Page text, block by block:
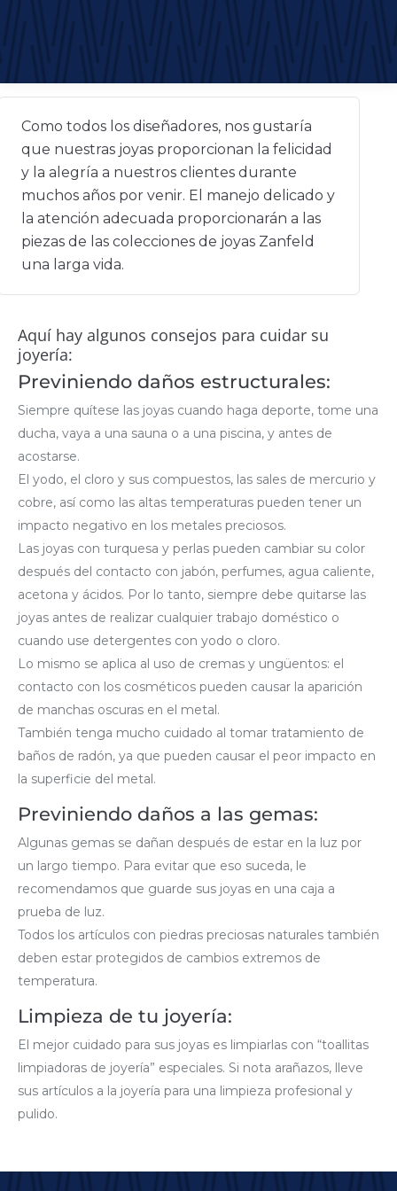
Como todos los diseñadores, nos gustaría
que nuestras joyas proporcionan la felicidad
y la alegría a nuestros clientes durante
muchos años por venir. El manejo delicado y
la atención adecuada proporcionarán a las
piezas de las colecciones de joyas Zanfeld
una larga vida.
Aquí hay algunos consejos para cuidar su
joyería:
Previniendo daños estructurales:
Siempre quítese las joyas cuando haga deporte, tome una
ducha, vaya a una sauna o a una piscina, y antes de
acostarse.
El yodo, el cloro y sus compuestos, las sales de mercurio y
cobre, así como las altas temperaturas pueden tener un
impacto negativo en los metales preciosos.
Las joyas con turquesa y perlas pueden cambiar su color
después del contacto con jabón, perfumes, agua caliente,
acetona y ácidos. Por lo tanto, siempre debe quitarse las
joyas antes de realizar cualquier trabajo doméstico o
cuando use detergentes con yodo o cloro.
Lo mismo se aplica al uso de cremas y ungüentos: el
contacto con los cosméticos pueden causar la aparición
de manchas oscuras en el metal.
También tenga mucho cuidado al tomar tratamiento de
baños de radón, ya que pueden causar el peor impacto en
la superficie del metal.
Previniendo daños a las gemas:
Algunas gemas se dañan después de estar en la luz por
un largo tiempo. Para evitar que eso suceda, le
recomendamos que guarde sus joyas en una caja a
prueba de luz.
Todos los artículos con piedras preciosas naturales también
deben estar protegidos de cambios extremos de
temperatura.
Limpieza de tu joyería:
El mejor cuidado para sus joyas es limpiarlas con “toallitas
limpiadoras de joyería” especiales. Si nota arañazos, lleve
sus artículos a la joyería para una limpieza profesional y
pulido.